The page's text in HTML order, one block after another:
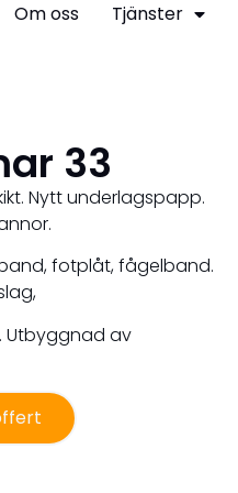
Om oss Tjänster
33
Nytt underlagspapp.
fotplåt, fågelband.
Utbyggnad av